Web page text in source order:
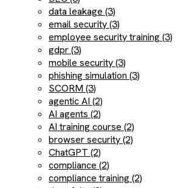
data leakage (3)
email security (3)
employee security training (3)
gdpr (3)
mobile security (3)
phishing simulation (3)
SCORM (3)
agentic AI (2)
AI agents (2)
AI training course (2)
browser security (2)
ChatGPT (2)
compliance (2)
compliance training (2)